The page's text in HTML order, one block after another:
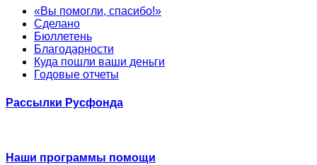
«Вы помогли, спасибо!»
Сделано
Бюллетень
Благодарности
Куда пошли ваши деньги
Годовые отчеты
Рассылки Русфонда
Наши программы помощи